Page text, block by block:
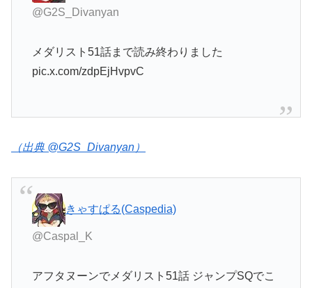
@G2S_Divanyan
メダリスト51話まで読み終わりました
pic.x.com/zdpEjHvpvC
（出典 @G2S_Divanyan）
きゃすぱる(Caspedia)
@Caspal_K
アフタヌーンでメダリスト51話 ジャンプSQでこ